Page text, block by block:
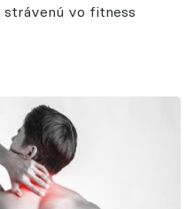
vo fitness